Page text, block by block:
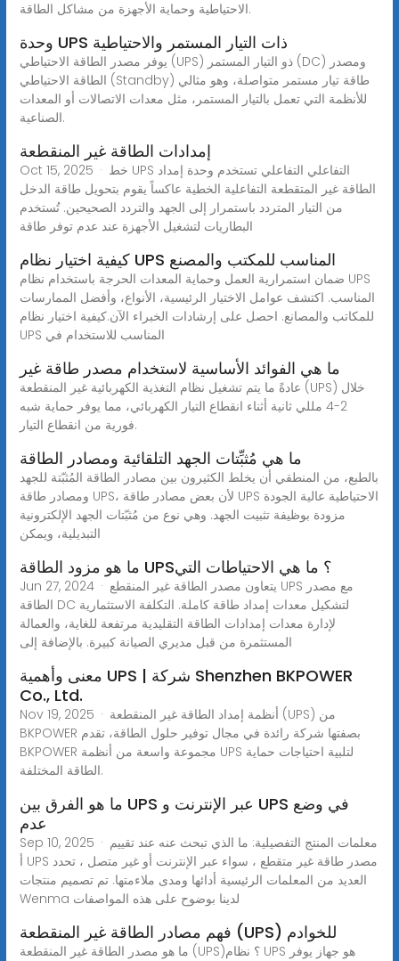
الاحتياطية وحماية الأجهزة من مشاكل الطاقة.
وحدة UPS ذات التيار المستمر والاحتياطية
يوفر مصدر الطاقة الاحتياطي (UPS) ذو التيار المستمر (DC) ومصدر
الطاقة الاحتياطي (Standby) طاقة تيار مستمر متواصلة، وهو مثالي
للأنظمة التي تعمل بالتيار المستمر، مثل معدات الاتصالات أو المعدات
الصناعية.
إمدادات الطاقة غير المنقطعة
Oct 15, 2025 · خط UPS التفاعلي التفاعلي تستخدم وحدة إمداد
الطاقة غير المتقطعة التفاعلية الخطية عاكساً يقوم بتحويل طاقة الدخل
من التيار المتردد باستمرار إلى الجهد والتردد الصحيحين. تُستخدم
البطاريات لتشغيل الأجهزة عند عدم توفر طاقة
كيفية اختيار نظام UPS المناسب للمكتب والمصنع
ضمان استمرارية العمل وحماية المعدات الحرجة باستخدام نظام UPS
المناسب. اكتشف عوامل الاختيار الرئيسية، الأنواع، وأفضل الممارسات
للمكاتب والمصانع. احصل على إرشادات الخبراء الآن.كيفية اختيار نظام
UPS المناسب للاستخدام في
ما هي الفوائد الأساسية لاستخدام مصدر طاقة غير
عادةً ما يتم تشغيل نظام التغذية الكهربائية غير المنقطعة (UPS) خلال
2-4 مللي ثانية أثناء انقطاع التيار الكهربائي، مما يوفر حماية شبه
فورية من انقطاع التيار.
ما هي مُثبِّتات الجهد التلقائية ومصادر الطاقة
بالطبع، من المنطقي أن يخلط الكثيرون بين مصادر الطاقة المُثبّتة للجهد
ومصادر طاقة UPS، لأن بعض مصادر طاقة UPS الاحتياطية عالية الجودة
مزودة بوظيفة تثبيت الجهد. وهي نوع من مُثبّتات الجهد الإلكترونية
التبديلية، ويمكن
ما هو مزود الطاقة UPS؟ ما هي الاحتياطات التي
Jun 27, 2024 · يتعاون مصدر الطاقة غير المنقطع UPS مع مصدر
الطاقة DC لتشكيل معدات إمداد طاقة كاملة. التكلفة الاستثمارية
لإدارة معدات إمدادات الطاقة التقليدية مرتفعة للغاية، والعمالة
المستثمرة من قبل مديري الصيانة كبيرة. بالإضافة إلى
معنى وأهمية UPS | شركة Shenzhen BKPOWER
Co., Ltd.
Nov 19, 2025 · أنظمة إمداد الطاقة غير المنقطعة (UPS) من
BKPOWER بصفتها شركة رائدة في مجال توفير حلول الطاقة، تقدم
BKPOWER مجموعة واسعة من أنظمة UPS لتلبية احتياجات حماية
الطاقة المختلفة.
ما هو الفرق بين UPS عبر الإنترنت و UPS في وضع
عدم
Sep 10, 2025 · معلمات المنتج التفصيلية: ما الذي تبحث عنه عند تقييم
أ UPS مصدر طاقة غير متقطع ، سواء عبر الإنترنت أو غير متصل ، تحدد
العديد من المعلمات الرئيسية أدائها ومدى ملاءمتها. تم تصميم منتجات
Wenma لدينا بوضوح على هذه المواصفات
فهم مصادر الطاقة غير المنقطعة (UPS) للخوادم
ما هو مصدر الطاقة غير المنقطعة (UPS)؟ نظام UPS هو جهاز يوفر